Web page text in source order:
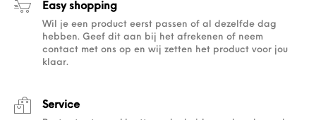
Easy shopping
Wil je een product eerst passen of al dezelfde dag
hebben. Geef dit aan bij het afrekenen of neem
contact met ons op en wij zetten het product voor jou
klaar.
Service